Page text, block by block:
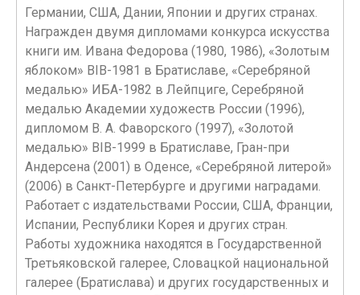
Германии, США, Дании, Японии и других странах.
Награжден двумя дипломами конкурса искусства
книги им. Ивана Федорова (1980, 1986), «Золотым
яблоком» BIB-1981 в Братиславе, «Серебряной
медалью» ИБА-1982 в Лейпциге, Серебряной
медалью Академии художеств России (1996),
дипломом В. А. Фаворского (1997), «Золотой
медалью» BIB-1999 в Братиславе, Гран-при
Андерсена (2001) в Оденсе, «Серебряной литерой»
(2006) в Санкт-Петербурге и другими наградами.
Работает с издательствами России, США, Франции,
Испании, Республики Корея и других стран.
Работы художника находятся в Государственной
Третьяковской галерее, Словацкой национальной
галерее (Братислава) и других государственных и